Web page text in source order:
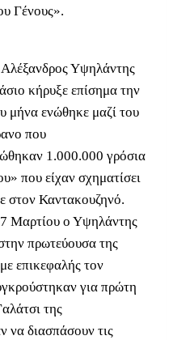
Γένους».
Υψηλάντης
κήρυξε επίσημα την
μήνα ενώθηκε μαζί του
που
1.000.000 γρόσια
που είχαν σχηματίσει
στον Καντακουζηνό.
Μαρτίου ο Υψηλάντης
πρωτεύουσα της
επικεφαλής τον
για πρώτη
της
να διασπάσουν τις